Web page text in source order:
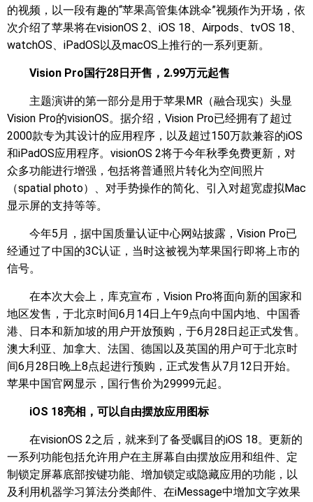
的视频，以一段有趣的“苹果高管集体跳伞”视频作为开场，依
次介绍了苹果将在visionOS 2、iOS 18、Airpods、tvOS 18、
watchOS、iPadOS以及macOS上推行的一系列更新。
Vision Pro国行28日开售，2.99万元起售
主题演讲的第一部分是用于苹果MR（融合现实）头显
Vision Pro的visionOS。据介绍，Vision Pro已经拥有了超过
2000款专为其设计的应用程序，以及超过150万款兼容的iOS
和iPadOS应用程序。visionOS 2将于今年秋季免费更新，对
众多功能进行增强，包括将普通照片转化为空间照片
（spatial photo）、对手势操作的简化、引入对超宽虚拟Mac
显示屏的支持等等。
今年5月，据中国质量认证中心网站披露，Vision Pro已
经通过了中国的3C认证，当时这被视为苹果国行即将上市的
信号。
在本次大会上，库克宣布，Vision Pro将面向新的国家和
地区发售，于北京时间6月14日上午9点向中国内地、中国香
港、日本和新加坡的用户开放预购，于6月28日起正式发售。
澳大利亚、加拿大、法国、德国以及英国的用户可于北京时
间6月28日晚上8点起进行预购，正式发售从7月12日开始。
苹果中国官网显示，国行售价为29999元起。
iOS 18亮相，可以自由摆放应用图标
在visionOS 2之后，就来到了备受瞩目的iOS 18。更新的
一系列功能包括允许用户在主屏幕自由摆放应用和组件、定
制锁定屏幕底部按键功能、增加锁定或隐藏应用的功能，以
及利用机器学习算法分类邮件、在iMessage中增加文字效果